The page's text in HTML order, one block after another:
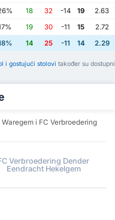
18 32 -14 19
2.63
19 30 -11 15
2.72
14 25 -11 14 2.29
i gostujući stolovi također su dostupni
i FC Verbroedering
Verbroedering Dender
Eendracht Hekelgem